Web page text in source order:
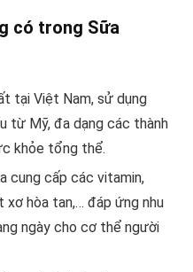
có trong Sữa
tại Việt Nam, sử dụng
từ Mỹ, đa dạng các thành
khỏe tổng thể.
cung cấp các vitamin,
hòa tan,… đáp ứng nhu
ngày cho cơ thể người